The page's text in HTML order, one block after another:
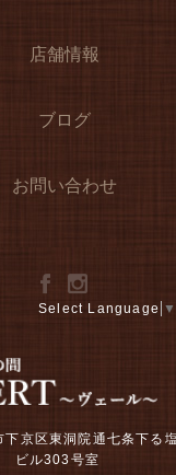
店舗情報
ブログ
お問い合わせ
Select Language ▼
京区東洞院通七条下る
ビル303号室